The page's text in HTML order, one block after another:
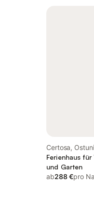
Certosa, Ostuni
Ferienhaus
und Garten
ab288 €pro